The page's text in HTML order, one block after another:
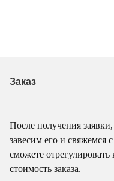
Заказ
После получения
завесим его и свяжемся
сможете
стоимость заказа.